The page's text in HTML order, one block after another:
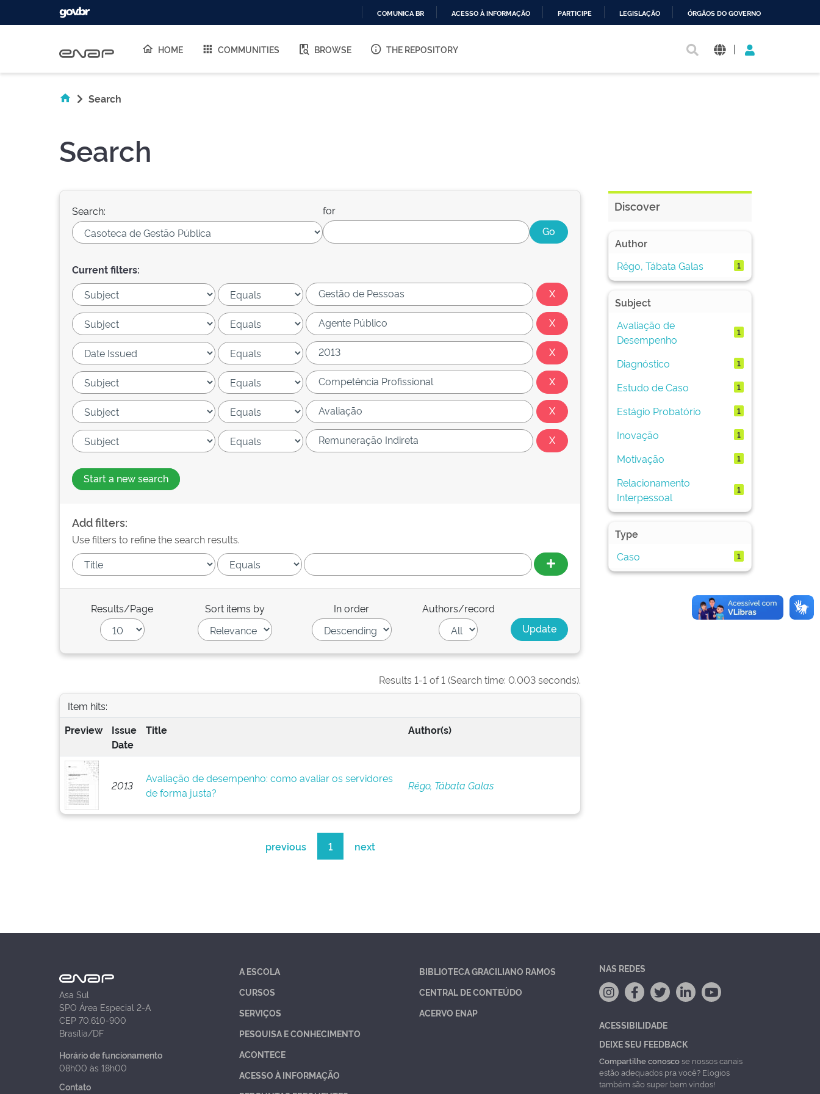
O
COMUNICA BR ACESSO À INFORMAÇÃO PARTICIPE LEGISLAÇÃO ÓRGÃOS DO GOVERNO
HOME COMMUNITIES BROWSE THE REPOSITORY |
Search
Search
Search: for
Current filters:
Start a new search
Add filters:
Use filters to refine the search results.
Results/Page Sort items by In order Authors/record
Results 1-1 of 1 (Search time: 0.003 seconds).
Item hits:
Preview
Issue
Date
Title Author(s)
2013
Avaliação de desempenho: como avaliar os servidores
de forma justa?
Rêgo, Tábata Galas
previous 1 next
Discover
Author
Rêgo, Tábata Galas
1
Subject
Avaliação de
Desempenho
1
Diagnóstico 1
Estudo de Caso 1
Estágio Probatório 1
Inovação 1
Motivação 1
Relacionamento
Interpessoal
1
Type
Caso
1
Asa Sul
SPO Área Especial 2-A
CEP 70.610-900
Brasília/DF
Horário de funcionamento
08h00 às 18h00
Contato
A ESCOLA
CURSOS
SERVIÇOS
PESQUISA E CONHECIMENTO
ACONTECE
ACESSO À INFORMAÇÃO
BIBLIOTECA GRACILIANO RAMOS
CENTRAL DE CONTEÚDO
ACERVO ENAP
NAS REDES
ACESSIBILIDADE
DEIXE SEU FEEDBACK
Compartilhe conoscose nossos canais
estão adequados pra você? Elogios
também são super bem vindos!